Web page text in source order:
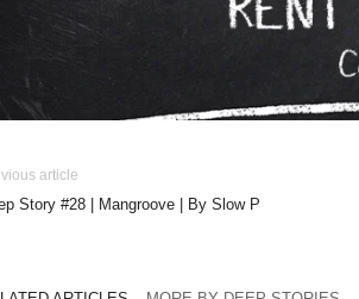
article
Story #28 | Mangroove | By Slow P